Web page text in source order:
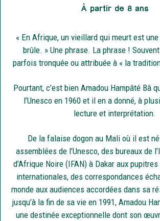
À partir de 8 ans
« En Afrique, un vieillard qui meurt est
brûle. » Une phrase. La phrase !
parfois tronquée ou attribuée à « la tradition
Pourtant, c’est bien Amadou Hampâté Bâ
l’Unesco en 1960 et il en a donné, à
lecture et interprétation.
De la falaise dogon au Mali où il est
assemblées de l’Unesco, des bureaux de
d’Afrique Noire (IFAN) à Dakar aux
internationales, des correspondances
monde aux audiences accordées dans sa
jusqu’à la fin de sa vie en 1991, Amadou
une destinée exceptionnelle dont son